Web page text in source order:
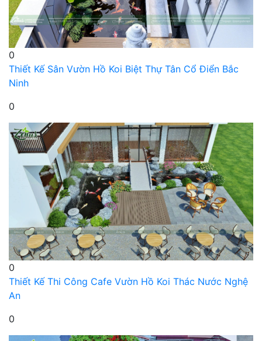
0
Thiết Kế Sân Vườn Hồ Koi Biệt Thự Tân Cổ Điển Bắc
Ninh
0
0
Thiết Kế Thi Công Cafe Vườn Hồ Koi Thác Nước Nghệ
An
0